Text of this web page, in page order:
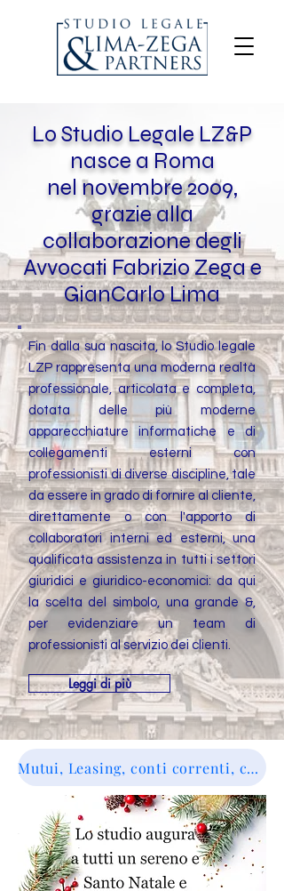
Lo Studio Legale LZ&P
nasce a Roma
nel novembre 2009,
grazie alla
collaborazione degli
Avvocati Fabrizio Zega e
GianCarlo Lima
Fin dalla sua nascita, lo Studio legale
LZP rappresenta una moderna realtà
professionale, articolata e completa,
dotata delle più moderne
apparecchiature informatiche e di
collegamenti esterni con
professionisti di diverse discipline, tale
da essere in grado di fornire al cliente,
direttamente o con l'apporto di
collaboratori interni ed esterni, una
qualificata assistenza in tutti i settori
giuridici e giuridico-economici: da qui
la scelta del simbolo, una grande &,
per evidenziare un team di
professionisti al servizio dei clienti.
Leggi di più
Mutui, Leasing, conti correnti, cessioni del quinto: Pre-analisi gratuita